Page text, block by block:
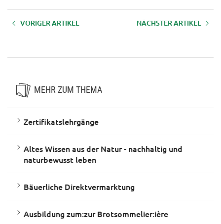
VORIGER ARTIKEL NÄCHSTER ARTIKEL
MEHR ZUM THEMA
Zertifikatslehrgänge
Altes Wissen aus der Natur - nachhaltig und
naturbewusst leben
Bäuerliche Direktvermarktung
Ausbildung zum:zur Brotsommelier:ière